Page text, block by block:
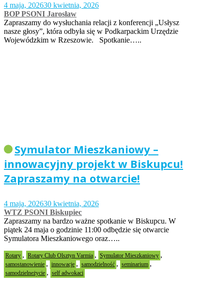
4 maja, 202630 kwietnia, 2026
BOP PSONI Jarosław
Zapraszamy do wysłuchania relacji z konferencji „Usłysz
nasze głosy”, która odbyła się w Podkarpackim Urzędzie
Wojewódzkim w Rzeszowie. Spotkanie…..
Symulator Mieszkaniowy –
innowacyjny projekt w Biskupcu!
Zapraszamy na otwarcie!
4 maja, 202630 kwietnia, 2026
WTZ PSONI Biskupiec
Zapraszamy na bardzo ważne spotkanie w Biskupcu. W
piątek 24 maja o godzinie 11:00 odbędzie się otwarcie
Symulatora Mieszkaniowego oraz…..
Rotary , Rotary Club Olsztyn Varmia , Symulator Mieszkaniowy ,
samostanowienie , innowacje , samodzielność , seminarium ,
samodzielneżycie , self adwokaci